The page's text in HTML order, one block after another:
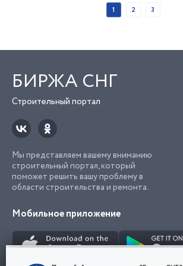
1 2 3
БИРЖА СНГ
Строительный портал
Мы представляем вашему вниманию
строительный портал, который
поможет решить вашу проблему в
области строительства и ремонта.
Мобильное приложение